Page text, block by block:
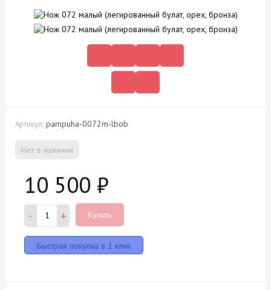
Артикул: pampuha-0072m-lbob
Нет в наличии
10 500 ₽
- + Купить